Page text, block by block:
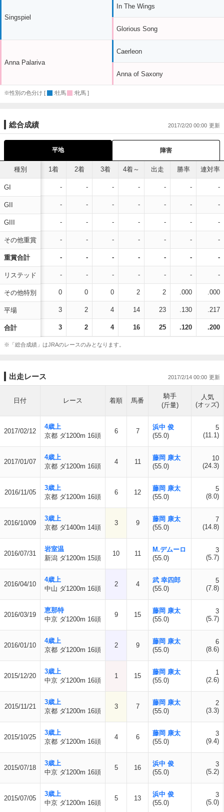
Singspiel
Anna Palariva
In The Wings
Glorious Song
Caerleon
Anna of Saxony
※性別の色分け [ :牡馬 :牝馬 ]
総合成績 2017/2/20 00:00
平地 障害
種別
GI
GII
GIII
その他重賞
重賞合計
リステッド
その他特別
平場
合計
1着 2着 3着 4着～ 出走 勝率 連対率
- - - - - - -
- - - - - - -
- - - - - - -
- - - - - - -
- - - - - - -
- - - - - - -
0 0 0 2 2 .000 .000
3 2 4 14 23 .130 .217
3 2 4 16 25 .120 .200
※「総合成績」はJRAのレースのみとなります。
出走レース 2017/2/14 00:00
日付 レース 着順 馬番
騎手
(斤量)
人気
(オッズ)
2017/02/12
4歳上
京都 ダ1200m 16頭
6 7
浜中 俊
(55.0)
5
(11.1)
2017/01/07
4歳上
京都 ダ1200m 16頭
4 11
藤岡 康太
(55.0)
10
(24.3)
2016/11/05
3歳上
京都 ダ1200m 16頭
6 12
藤岡 康太
(55.0)
5
(8.0)
2016/10/09
3歳上
京都 ダ1400m 14頭
3 9
藤岡 康太
(55.0)
7
(14.8)
2016/07/31
岩室温
新潟 ダ1200m 15頭
10 11
M.デムーロ
(55.0)
3
(5.7)
2016/04/10
4歳上
中山 ダ1200m 16頭
2 4
武 幸四郎
(55.0)
5
(7.8)
2016/03/19
恵那特
中京 ダ1200m 16頭
9 15
藤岡 康太
(55.0)
3
(5.7)
2016/01/10
4歳上
京都 ダ1200m 16頭
2 9
藤岡 康太
(55.0)
6
(8.6)
2015/12/20
3歳上
中京 ダ1200m 16頭
1 15
藤岡 康太
(55.0)
1
(2.6)
2015/11/21
3歳上
京都 ダ1200m 16頭
3 7
藤岡 康太
(55.0)
2
(3.3)
2015/10/25
3歳上
京都 ダ1200m 16頭
4 6
藤岡 康太
(55.0)
3
(9.4)
2015/07/18
3歳上
中京 ダ1200m 16頭
5 16
浜中 俊
(55.0)
3
(5.2)
2015/07/05
3歳上
中京 ダ1200m 16頭
5 13
浜中 俊
(55.0)
3
(5.0)